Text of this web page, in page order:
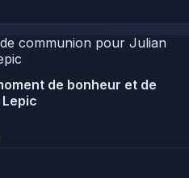
de bonheur et de